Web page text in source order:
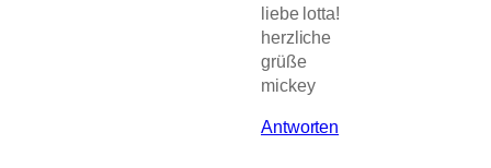
liebe lotta!
herzliche
grüße
mickey
Antworten